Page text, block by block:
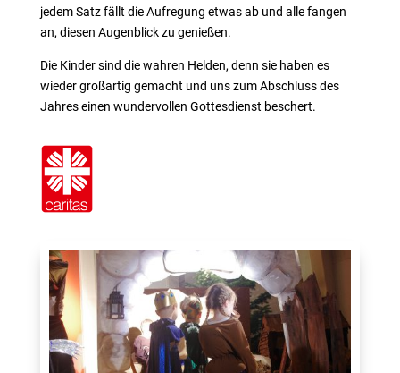
jedem Satz fällt die Aufregung etwas ab und alle fangen
an, diesen Augenblick zu genießen.
Die Kinder sind die wahren Helden, denn sie haben es
wieder großartig gemacht und uns zum Abschluss des
Jahres einen wundervollen Gottesdienst beschert.